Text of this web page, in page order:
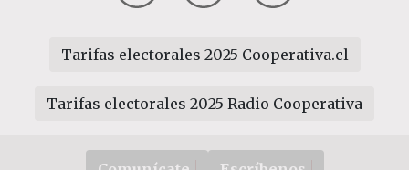
Tarifas electorales 2025 Cooperativa.cl
Tarifas electorales 2025 Radio Cooperativa